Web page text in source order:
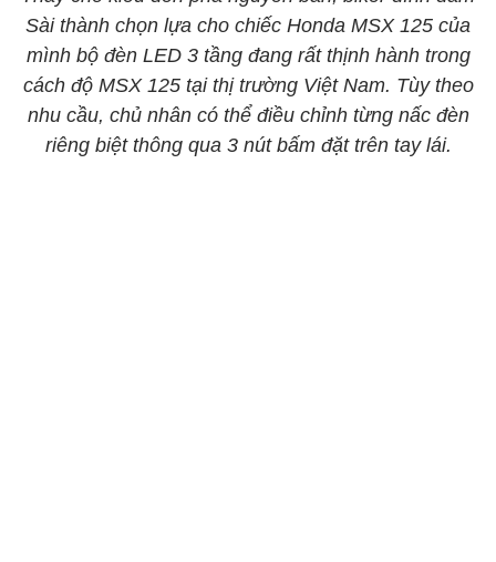
Sài thành chọn lựa cho chiếc Honda MSX 125 của
mình bộ đèn LED 3 tầng đang rất thịnh hành trong
cách độ MSX 125 tại thị trường Việt Nam. Tùy theo
nhu cầu, chủ nhân có thể điều chỉnh từng nấc đèn
riêng biệt thông qua 3 nút bấm đặt trên tay lái.